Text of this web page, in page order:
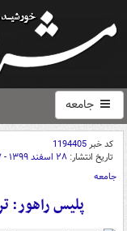
جامعه
کد خبر1194405
تاریخ انتشار: ۲۸ اسفند ۱۳۹۹ - ۱۶:۴۷
جامعه
پلیس راهور: